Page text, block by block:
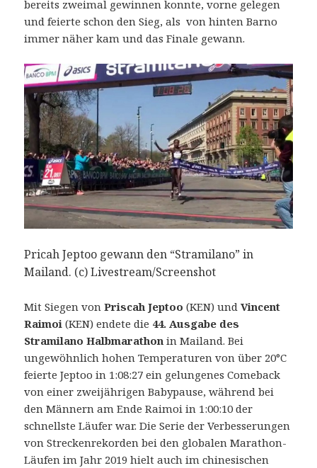
bereits zweimal gewinnen konnte, vorne gelegen
und feierte schon den Sieg, als von hinten Barno
immer näher kam und das Finale gewann.
Pricah Jeptoo gewann den “Stramilano” in
Mailand. (c) Livestream/Screenshot
Mit Siegen von Priscah Jeptoo (KEN) undVincent
Raimoi (KEN) endete die 44. Ausgabe des
Stramilano Halbmarathon in Mailand. Bei
ungewöhnlich hohen Temperaturen von über 20°C
feierte Jeptoo in 1:08:27 ein gelungenes Comeback
von einer zweijährigen Babypause, während bei
den Männern am Ende Raimoi in 1:00:10 der
schnellste Läufer war. Die Serie der Verbesserungen
von Streckenrekorden bei den globalen Marathon-
Läufen im Jahr 2019 hielt auch im chinesischen